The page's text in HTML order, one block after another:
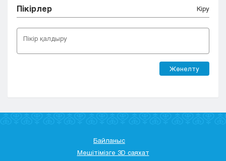
Пікірлер Кіру
Жөнелту
Байланыс
Мешітімізге 3D саяхат